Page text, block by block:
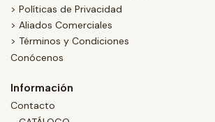
> Políticas de Privacidad
> Aliados Comerciales
> Términos y Condiciones
Conócenos
Información
Contacto